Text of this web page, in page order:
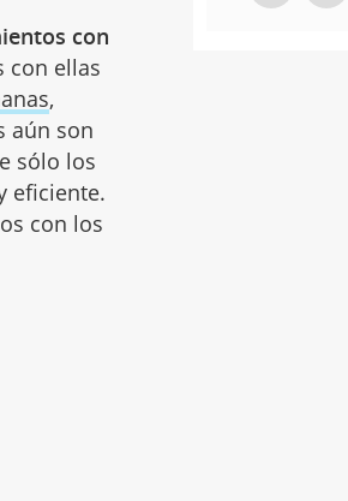
con
con ellas
,
aún son
sólo los
eficiente.
con los